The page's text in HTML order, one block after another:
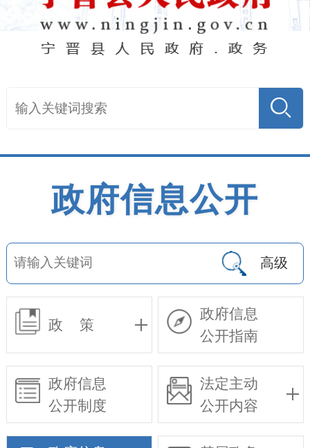
政府信息公开
高级
政 策
政府信息
公开指南
政府信息
公开制度
法定主动
公开内容